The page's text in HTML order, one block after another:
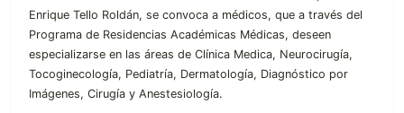
Enrique Tello Roldán, se convoca a médicos, que a través del
Programa de Residencias Académicas Médicas, deseen
especializarse en las áreas de Clínica Medica, Neurocirugía,
Tocoginecología, Pediatría, Dermatología, Diagnóstico por
Imágenes, Cirugía y Anestesiología.